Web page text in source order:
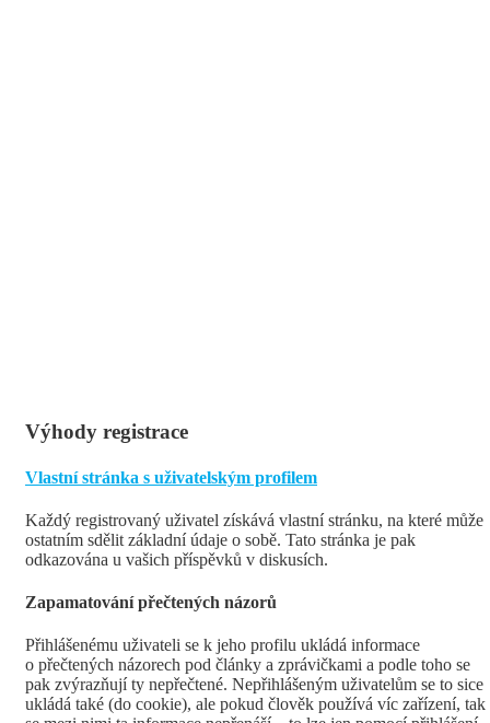
Výhody registrace
Vlastní stránka s uživatelským profilem
Každý registrovaný uživatel získává vlastní stránku, na které může
ostatním sdělit základní údaje o sobě. Tato stránka je pak
odkazována u vašich příspěvků v diskusích.
Zapamatování přečtených názorů
Přihlášenému uživateli se k jeho profilu ukládá informace
o přečtených názorech pod články a zprávičkami a podle toho se
pak zvýrazňují ty nepřečtené. Nepřihlášeným uživatelům se to sice
ukládá také (do cookie), ale pokud člověk používá víc zařízení, tak